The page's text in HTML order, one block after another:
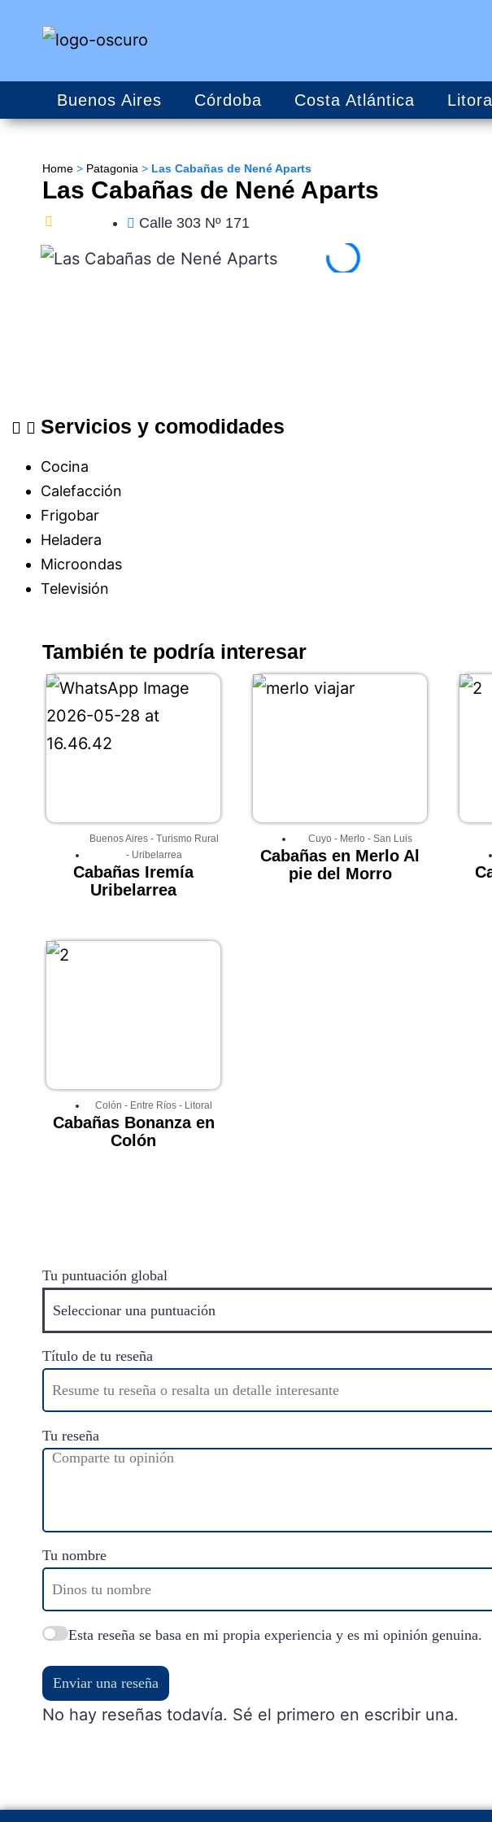
Buenos Aires Córdoba Costa Atlántica Litoral
Home > Patagonia > Las Cabañas de Nené Aparts
Las Cabañas de Nené Aparts
Calle 303 Nº 171
Servicios y comodidades
Cocina
Calefacción
Frigobar
Heladera
Microondas
Televisión
También te podría interesar
Buenos Aires- Turismo Rural
- Uribelarrea
Cabañas Iremía
Uribelarrea
Cuyo - Merlo - San Luis
Cabañas en Merlo Al
pie del Morro
Colón - Entre Ríos - Litoral
Cabañas Bonanza en
Colón
Tu puntuación global
Título de tu reseña
Tu reseña
Tu nombre
Esta reseña se basa en mi propia experiencia y es mi opinión genuina.
Enviar una reseña
No hay reseñas todavía. Sé el primero en escribir una.